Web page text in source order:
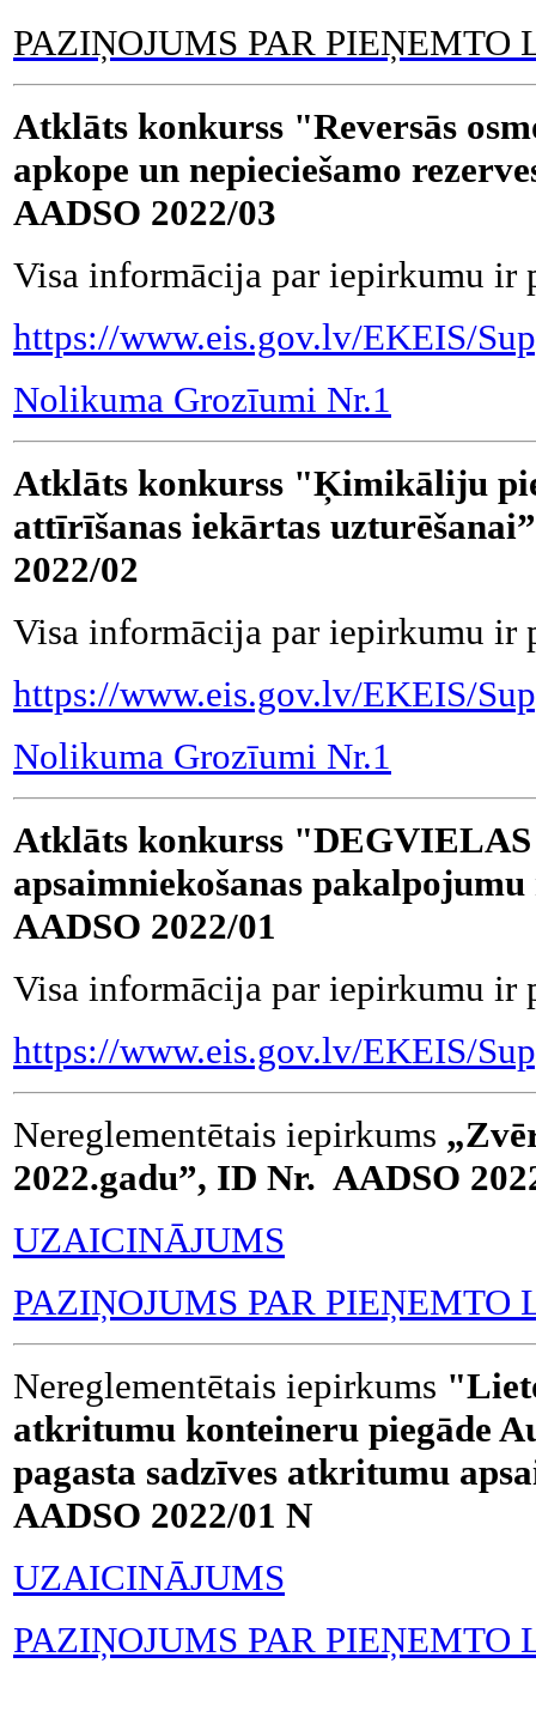
PAZIŅOJUMS PAR
Atklāts konkurss "Reversās
apkope un nepieciešamo
AADSO 2022/03
Visa informācija par iepirkumu ir
https://www.eis.gov.lv/EKEIS/
Nolikuma Grozīumi Nr.1
Atklāts konkurss "Ķimikāliju
attīrīšanas iekārtas
2022/02
Visa informācija par iepirkumu ir
https://www.eis.gov.lv/EKEIS/
Nolikuma Grozīumi Nr.1
Atklāts konkurss
apsaimniekošanas
AADSO 2022/01
Visa informācija par iepirkumu ir
https://www.eis.gov.lv/EKEIS/
Nereglementētais iepirkums
2022.gadu”, ID Nr. AADSO
UZAICINĀJUMS
PAZIŅOJUMS PAR
Nereglementētais iepirkums
atkritumu konteineru piegāde
pagasta sadzīves atkritumu
AADSO 2022/01 N
UZAICINĀJUMS
PAZIŅOJUMS PAR